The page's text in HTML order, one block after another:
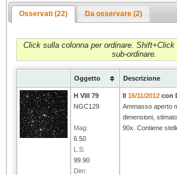
Osservati (22) Da osservare (2)
Click sulla colonna per ordinare. Shift+Click
sub-ordinare.
Oggetto Descrizione
H VIII 79
NGC129
Mag:
6.50
L.S:
99.90
Dim:
Il16/11/2012 con
Ammasso aperto
dimensioni,
90x. Contiene